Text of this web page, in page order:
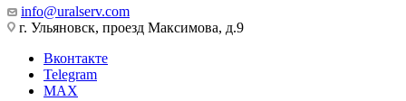
info@uralserv.com
г. Ульяновск, проезд Максимова, д.9
Вконтакте
Telegram
MAX